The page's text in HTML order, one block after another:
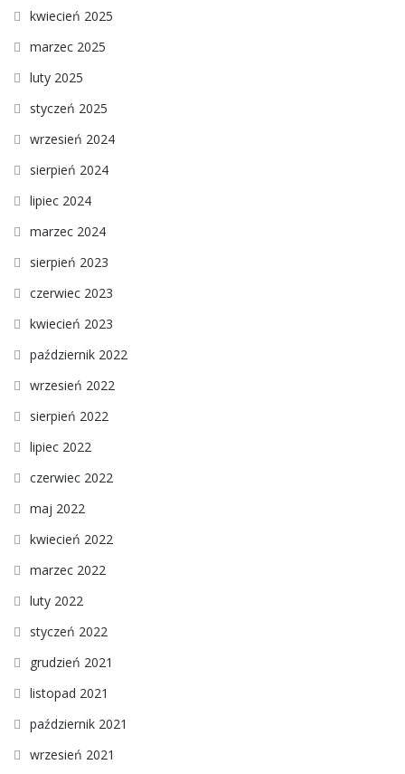
kwiecień 2025
marzec 2025
luty 2025
styczeń 2025
wrzesień 2024
sierpień 2024
lipiec 2024
marzec 2024
sierpień 2023
czerwiec 2023
kwiecień 2023
październik 2022
wrzesień 2022
sierpień 2022
lipiec 2022
czerwiec 2022
maj 2022
kwiecień 2022
marzec 2022
luty 2022
styczeń 2022
grudzień 2021
listopad 2021
październik 2021
wrzesień 2021